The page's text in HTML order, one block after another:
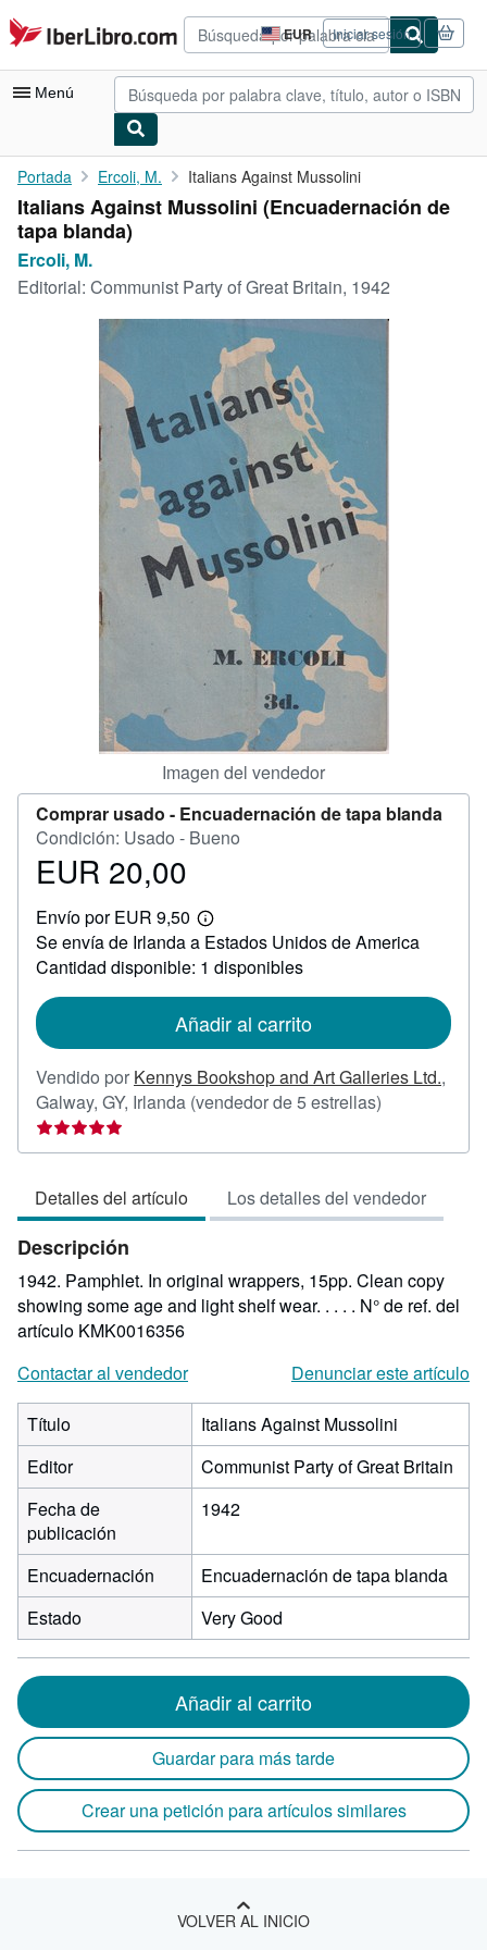
Pasar al contenido principal
IberLibro.com EUR
Preferencias
de
compra
del
Iniciar sesión
Menú
Mi cuenta
Consultar mis pedidos
Búsqueda avanzada
Colecciones
Libros antiguos
Arte y coleccionismo
Comenzar a vender
CERRAR
Portada Ercoli, M. Italians Against Mussolini
Italians Against Mussolini (Encuadernación de
tapa blanda)
Ercoli, M.
Editorial: Communist Party of Great Britain, 1942
Imagen del vendedor
Comprar usado - Encuadernación de tapa blanda
Condición: Usado - Bueno
Precio
20,00
EUR 20,00
Envío por EUR 9,50
Más
información
sobre
las
envío
Se envía de Irlanda a Estados Unidos de America
Cantidad disponible: 1 disponibles
Añadir al carrito
Vendido por Kennys Bookshop and Art Galleries Ltd.,
Galway, GY, Irlanda (vendedor de 5 estrellas)
vendedor:
de
5
Detalles del artículo Los detalles del vendedor
Descripción
1942. Pamphlet. In original wrappers, 15pp. Clean copy
showing some age and light shelf wear. . . . . N° de ref. del
artículo KMK0016356
Contactar al vendedor
Denunciar este artículo
Título
Italians Against Mussolini
Editor
Communist Party of Great Britain
Fecha de
publicación
1942
Encuadernación
Encuadernación de tapa blanda
Estado
Very Good
Añadir al carrito
Guardar para más tarde
Crear una petición para artículos similares
VOLVER AL INICIO